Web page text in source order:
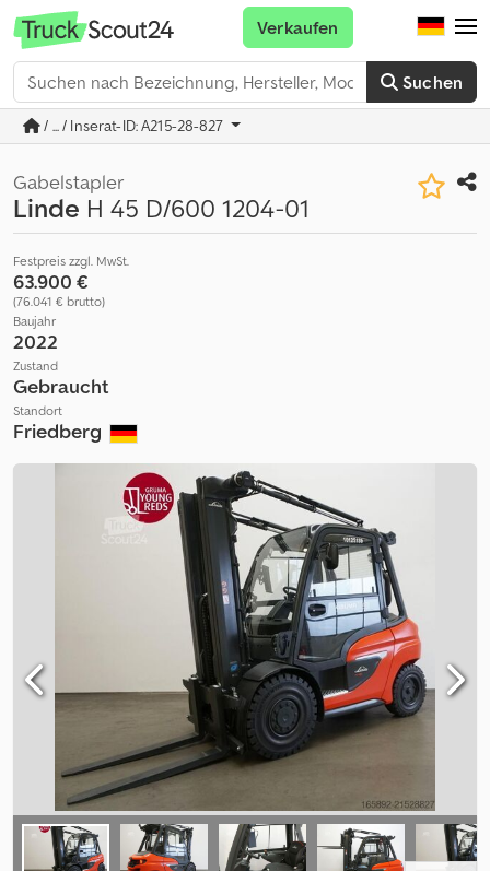
Suchen
Verkaufen
/ ... / Inserat-ID: A215-28-827
Gabelstapler
Linde H 45 D/600 1204-01
Festpreis zzgl. MwSt.
63.900 €
(76.041 € brutto)
Baujahr
2022
Zustand
Gebraucht
Standort
Friedberg